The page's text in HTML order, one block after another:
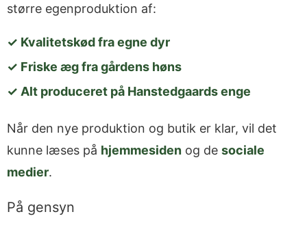
større egenproduktion af:
✓ Kvalitetskød fra egne dyr
✓ Friske æg fra gårdens høns
✓ Alt produceret på Hanstedgaards enge
Når den nye produktion og butik er klar, vil det
kunne læses på hjemmesiden og de sociale
medier.
På gensyn